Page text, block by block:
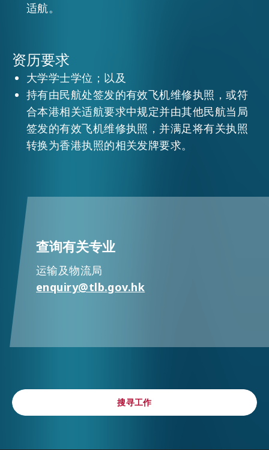
在港营商
活动情报
最新消息
关于我们
适航。
资历要求
大学学士学位；以及
持有由民航处签发的有效飞机维修执照，或符
合本港相关适航要求中规定并由其他民航当局
签发的有效飞机维修执照，并满足将有关执照
转换为香港执照的相关发牌要求。
查询有关专业
运输及物流局
enquiry@tlb.gov.hk
搜寻工作
搜寻工作